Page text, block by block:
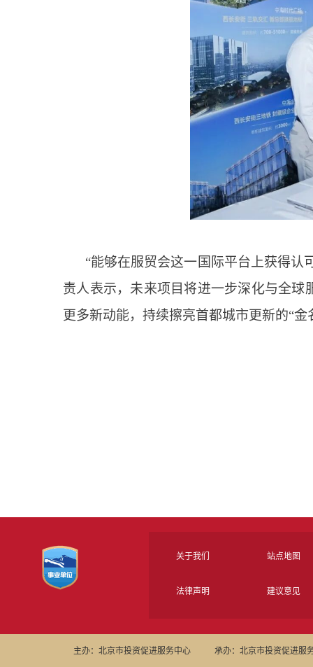
“能够在服贸会这一国际平台上获得认
责人表示，未来项目将进一步深化与全
更多新动能，持续擦亮首都城市更新的“金
关于我们 站点地图
法律声明 建议意见
主办：北京市投资促进服务中心 承办：北京市投资促进服